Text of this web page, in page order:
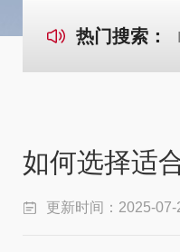
热门搜索：
如何选择适
更新时间：2025-07-